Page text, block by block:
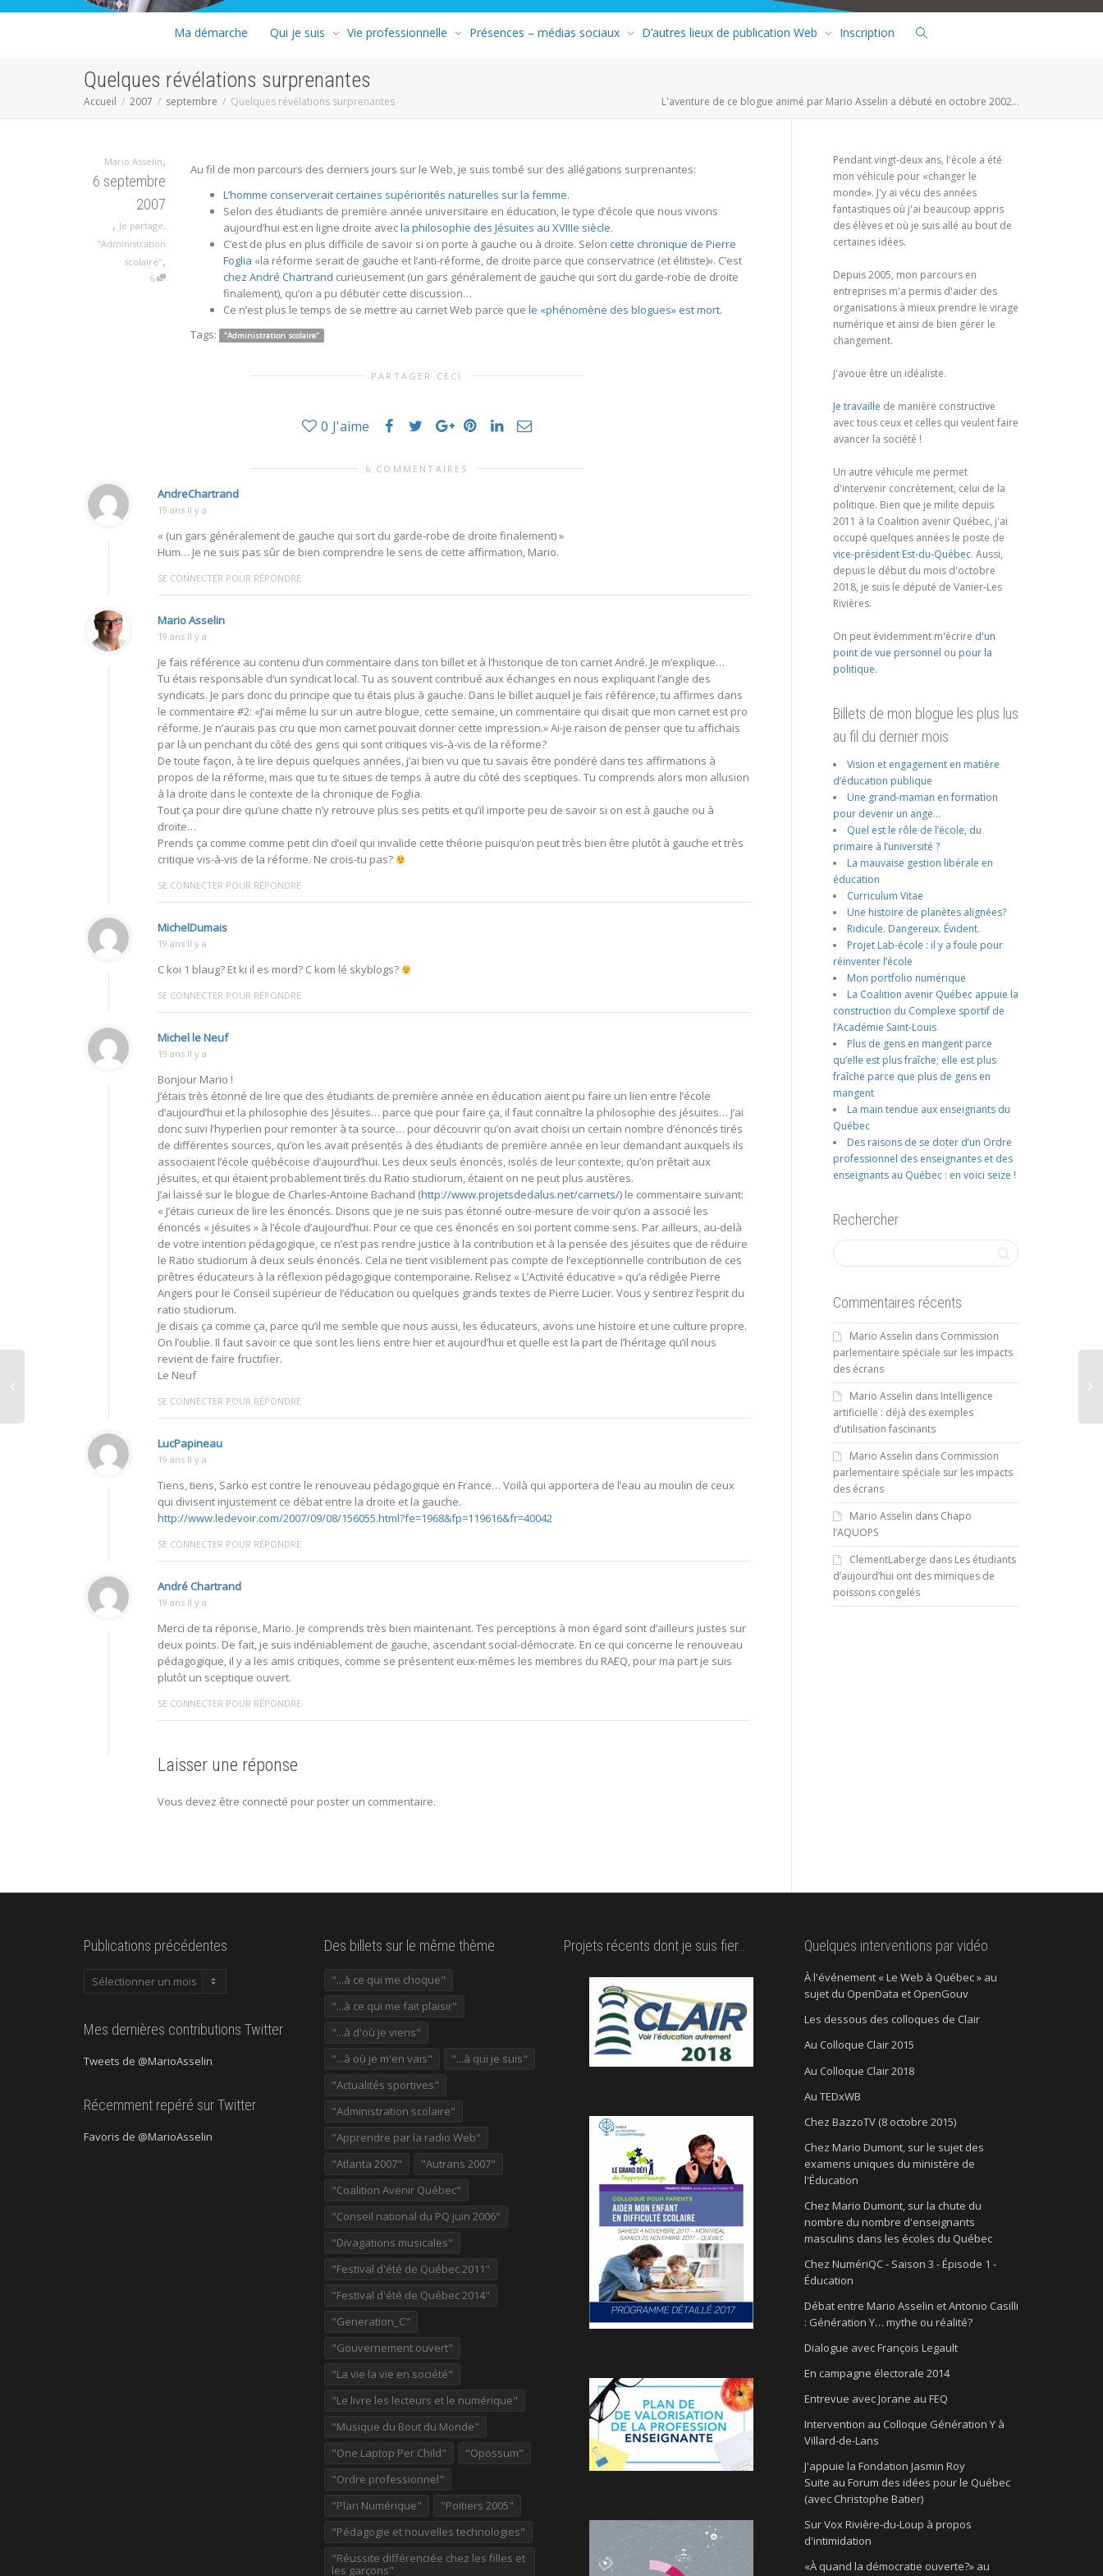
Ma démarche Qui je suis Vie professionnelle Présences – médias sociaux D’autres lieux de publication Web Inscription
Quelques révélations surprenantes
Accueil 2007 septembre Quelques révélations surprenantes L'aventure de ce blogue animé par Mario Asselin a débuté en octobre 2002...
Mario Asselin,
6 septembre
2007
, Je partage,
"Administration
scolaire",
6
Au fil de mon parcours des derniers jours sur le Web, je suis tombé sur des allégations surprenantes:
L’homme conserverait certaines supériorités naturelles sur la femme.
Selon des étudiants de première année universitaire en éducation, le type d’école que nous vivons
aujourd’hui est en ligne droite avecla philosophie des Jésuites au XVIIIe siècle.
C’est de plus en plus difficile de savoir si on porte à gauche ou à droite. Selon cette chronique de Pierre
Foglia «la réforme serait de gauche et l’anti-réforme, de droite parce que conservatrice (et élitiste)». C’est
chez André Chartrand curieusement (un gars généralement de gauche qui sort du garde-robe de droite
finalement), qu’on a pu débuter cette discussion…
Ce n’est plus le temps de se mettre au carnet Web parce que le «phénomène des blogues» est mort.
Tags:
"Administration scolaire"
PARTAGER CECI
0 J'aime
6 COMMENTAIRES
AndreChartrand
19 ans Il y a
« (un gars généralement de gauche qui sort du garde-robe de droite finalement) »
Hum… Je ne suis pas sûr de bien comprendre le sens de cette affirmation, Mario.
SE CONNECTER POUR RÉPONDRE
Mario Asselin
19 ans Il y a
Je fais référence au contenu d’un commentaire dans ton billet et à l’historique de ton carnet André. Je m’explique…
Tu étais responsable d’un syndicat local. Tu as souvent contribué aux échanges en nous expliquant l’angle des
syndicats. Je pars donc du principe que tu étais plus à gauche. Dans le billet auquel je fais référence, tu affirmes dans
le commentaire #2: «J’ai même lu sur un autre blogue, cette semaine, un commentaire qui disait que mon carnet est pro
réforme. Je n’aurais pas cru que mon carnet pouvait donner cette impression.» Ai-je raison de penser que tu affichais
par là un penchant du côté des gens qui sont critiques vis-à-vis de la réforme?
De toute façon, à te lire depuis quelques années, j’ai bien vu que tu savais être pondéré dans tes affirmations à
propos de la réforme, mais que tu te situes de temps à autre du côté des sceptiques. Tu comprends alors mon allusion
à la droite dans le contexte de la chronique de Foglia.
Tout ça pour dire qu’une chatte n’y retrouve plus ses petits et qu’il importe peu de savoir si on est à gauche ou à
droite…
Prends ça comme comme petit clin d’oeil qui invalide cette théorie puisqu’on peut très bien être plutôt à gauche et très
critique vis-à-vis de la réforme. Ne crois-tu pas?
SE CONNECTER POUR RÉPONDRE
MichelDumais
19 ans Il y a
C koi 1 blaug? Et ki il es mord? C kom lé skyblogs?
SE CONNECTER POUR RÉPONDRE
Michel le Neuf
19 ans Il y a
Bonjour Mario !
J’étais très étonné de lire que des étudiants de première année en éducation aient pu faire un lien entre l’école
d’aujourd’hui et la philosophie des Jésuites… parce que pour faire ça, il faut connaître la philosophie des jésuites… J’ai
donc suivi l’hyperlien pour remonter à ta source… pour découvrir qu’on avait choisi un certain nombre d’énoncés tirés
de différentes sources, qu’on les avait présentés à des étudiants de première année en leur demandant auxquels ils
associaient l’école québécoise d’aujourd’hui. Les deux seuls énoncés, isolés de leur contexte, qu’on prêtait aux
jésuites, et qui étaient probablement tirés du Ratio studiorum, étaient on ne peut plus austères.
J’ai laissé sur le blogue de Charles-Antoine Bachand (http://www.projetsdedalus.net/carnets/) le commentaire suivant:
« J’étais curieux de lire les énoncés. Disons que je ne suis pas étonné outre-mesure de voir qu’on a associé les
énoncés « jésuites » à l’école d’aujourd’hui. Pour ce que ces énoncés en soi portent comme sens. Par ailleurs, au-delà
de votre intention pédagogique, ce n’est pas rendre justice à la contribution et à la pensée des jésuites que de réduire
le Ratio studiorum à deux seuls énoncés. Cela ne tient visiblement pas compte de l’exceptionnelle contribution de ces
prêtres éducateurs à la réflexion pédagogique contemporaine. Relisez « L’Activité éducative » qu’a rédigée Pierre
Angers pour le Conseil supérieur de l’éducation ou quelques grands textes de Pierre Lucier. Vous y sentirez l’esprit du
ratio studiorum.
Je disais ça comme ça, parce qu’il me semble que nous aussi, les éducateurs, avons une histoire et une culture propre.
On l’oublie. Il faut savoir ce que sont les liens entre hier et aujourd’hui et quelle est la part de l’héritage qu’il nous
revient de faire fructifier.
Le Neuf
SE CONNECTER POUR RÉPONDRE
LucPapineau
19 ans Il y a
Tiens, tiens, Sarko est contre le renouveau pédagogique en France… Voilà qui apportera de l’eau au moulin de ceux
qui divisent injustement ce débat entre la droite et la gauche.
http://www.ledevoir.com/2007/09/08/156055.html?fe=1968&fp=119616&fr=40042
SE CONNECTER POUR RÉPONDRE
André Chartrand
19 ans Il y a
Merci de ta réponse, Mario. Je comprends très bien maintenant. Tes perceptions à mon égard sont d’ailleurs justes sur
deux points. De fait, je suis indéniablement de gauche, ascendant social-démocrate. En ce qui concerne le renouveau
pédagogique, il y a les amis critiques, comme se présentent eux-mêmes les membres du RAEQ, pour ma part je suis
plutôt un sceptique ouvert.
SE CONNECTER POUR RÉPONDRE
Laisser une réponse
Vous devez être connecté pour poster un commentaire.
Pendant vingt-deux ans, l'école a été
mon véhicule pour «changer le
monde». J'y ai vécu des années
fantastiques où j'ai beaucoup appris
des élèves et où je suis allé au bout de
certaines idées.
Depuis 2005, mon parcours en
entreprises m'a permis d'aider des
organisations à mieux prendre le virage
numérique et ainsi de bien gérer le
changement.
J'avoue être un idéaliste.
Je travaille de manière constructive
avec tous ceux et celles qui veulent faire
avancer la société !
Un autre véhicule me permet
d'intervenir concrètement, celui de la
politique. Bien que je milite depuis
2011 à la Coalition avenir Québec, j'ai
occupé quelques années le poste de
vice-président Est-du-Québec. Aussi,
depuis le début du mois d'octobre
2018, je suis le député de Vanier-Les
Rivières.
On peut évidemment m'écrire d'un
point de vue personnel ou pour la
politique.
Billets de mon blogue les plus lus
au fil du dernier mois
Vision et engagement en matière
d’éducation publique
Une grand-maman en formation
pour devenir un ange…
Quel est le rôle de l’école, du
primaire à l’université ?
La mauvaise gestion libérale en
éducation
Curriculum Vitae
Une histoire de planètes alignées?
Ridicule. Dangereux. Évident.
Projet Lab-école : il y a foule pour
réinventer l’école
Mon portfolio numérique
La Coalition avenir Québec appuie la
construction du Complexe sportif de
l’Académie Saint-Louis
Plus de gens en mangent parce
qu’elle est plus fraîche; elle est plus
fraîche parce que plus de gens en
mangent
La main tendue aux enseignants du
Québec
Des raisons de se doter d’un Ordre
professionnel des enseignantes et des
enseignants au Québec : en voici seize !
Rechercher
Commentaires récents
Mario Asselin dans Commission
parlementaire spéciale sur les impacts
des écrans
Mario Asselin dans Intelligence
artificielle : déjà des exemples
d’utilisation fascinants
Mario Asselin dans Commission
parlementaire spéciale sur les impacts
des écrans
Mario Asselin dans Chapo
l’AQUOPS
ClementLaberge dans Les étudiants
d’aujourd’hui ont des mimiques de
poissons congelés
Publications précédentes
Publications
Mes dernières contributions Twitter
Tweets de @MarioAsselin
Récemment repéré sur Twitter
Favoris de @MarioAsselin
Des billets sur le même thème
"...à ce qui me choque"
"...à ce qui me fait plaisir"
"...à d'où je viens"
"...à où je m'en vais"
"...à qui je suis"
"Actualités sportives"
"Administration scolaire"
"Apprendre par la radio Web"
"Atlanta 2007"
"Autrans 2007"
"Coalition Avenir Québec"
"Conseil national du PQ juin 2006"
"Divagations musicales"
"Festival d'été de Québec 2011"
"Festival d'été de Québec 2014"
"Generation_C"
"Gouvernement ouvert"
"La vie la vie en société"
"Le livre les lecteurs et le numérique"
"Musique du Bout du Monde"
"One Laptop Per Child"
"Opossum"
"Ordre professionnel"
"Plan Numérique"
"Poitiers 2005"
"Pédagogie et nouvelles technologies"
"Réussite différenciée chez les filles et
les garçons"
Projets récents dont je suis fier… Quelques interventions par vidéo
À l'événement « Le Web à Québec » au
sujet du OpenData et OpenGouv
Les dessous des colloques de Clair
Au Colloque Clair 2015
Au Colloque Clair 2018
Au TEDxWB
Chez BazzoTV (8 octobre 2015)
Chez Mario Dumont, sur le sujet des
examens uniques du ministère de
l'Éducation
Chez Mario Dumont, sur la chute du
nombre du nombre d'enseignants
masculins dans les écoles du Québec
Chez NumériQC - Saison 3 - Épisode 1 -
Éducation
Débat entre Mario Asselin et Antonio Casilli
: Génération Y… mythe ou réalité?
Dialogue avec François Legault
En campagne électorale 2014
Entrevue avec Jorane au FEQ
Intervention au Colloque Génération Y à
Villard-de-Lans
J'appuie la Fondation Jasmin Roy
Suite au Forum des idées pour le Québec
(avec Christophe Batier)
Sur Vox Rivière-du-Loup à propos
d'intimidation
«À quand la démocratie ouverte?» au